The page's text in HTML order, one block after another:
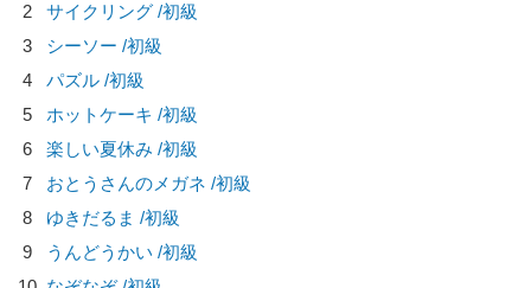
2
サイクリング /初級
3
シーソー /初級
4
パズル /初級
5
ホットケーキ /初級
6
楽しい夏休み /初級
7
おとうさんのメガネ /初級
8
ゆきだるま /初級
9
うんどうかい /初級